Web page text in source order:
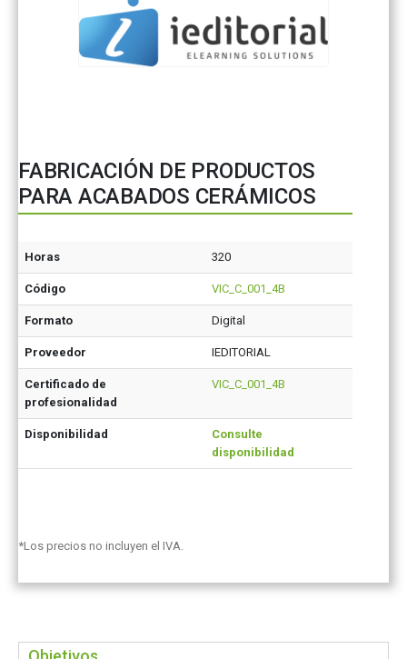
FABRICACIÓN DE PRODUCTOS
PARA ACABADOS CERÁMICOS
Horas 320
Código VIC_C_001_4B
Formato Digital
Proveedor IEDITORIAL
Certificado de
profesionalidad
VIC_C_001_4B
Disponibilidad
Consulte
disponibilidad
*Los precios no incluyen el IVA.